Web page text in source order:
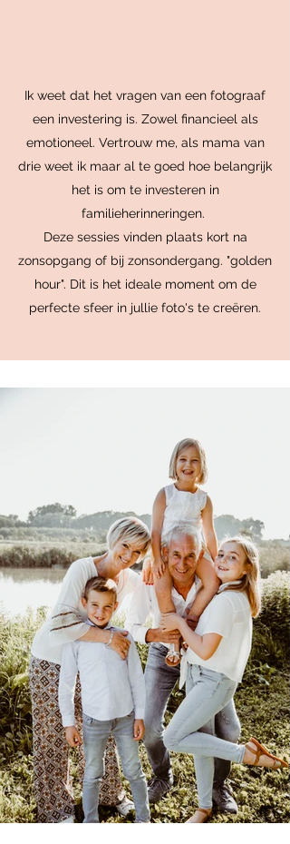
Ik weet dat het vragen van een fotograaf
een investering is. Zowel financieel als
emotioneel. Vertrouw me, als mama van
drie weet ik maar al te goed hoe belangrijk
het is om te investeren in
familieherinneringen.
Deze sessies vinden plaats kort na
zonsopgang of bij zonsondergang. "golden
hour". Dit is het ideale moment om de
perfecte sfeer in jullie foto's te creëren.